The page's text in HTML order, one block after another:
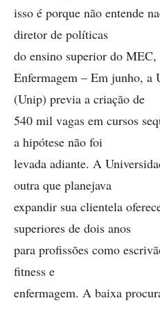
isso é porque não entende
diretor de políticas
do ensino superior do
Enfermagem – Em junho, a
(Unip) previa a criação de
540 mil vagas em cursos
a hipótese não foi
levada adiante. A
outra que planejava
expandir sua clientela
superiores de dois anos
para profissões como
fitness e
enfermagem. A baixa